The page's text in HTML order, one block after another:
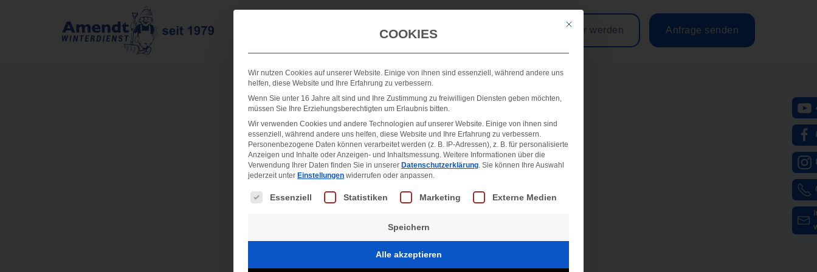
Galerie Neuigkeiten Partner werden Anfrage senden
Mit diesem Button wird der Dialog geschlossen. Seine Funktionalität ist
COOKIES
Wir nutzen Cookies auf unserer Website. Einige von ihnen sind essenziell, während andere uns
helfen, diese Website und Ihre Erfahrung zu verbessern.
Wenn Sie unter 16 Jahre alt sind und Ihre Zustimmung zu freiwilligen Diensten geben möchten,
müssen Sie Ihre Erziehungsberechtigten um Erlaubnis bitten.
Wir verwenden Cookies und andere Technologien auf unserer Website. Einige von ihnen sind
essenziell, während andere uns helfen, diese Website und Ihre Erfahrung zu verbessern.
Personenbezogene Daten können verarbeitet werden (z. B. IP-Adressen), z. B. für personalisierte
Anzeigen und Inhalte oder Anzeigen- und Inhaltsmessung. Weitere Informationen über die
Verwendung Ihrer Daten finden Sie in unserer Datenschutzerklärung. Sie können Ihre Auswahl
jederzeit unter Einstellungen widerrufen oder anpassen.
Es folgt eine Liste der Service-Gruppen, für die eine Einwilligung erteilt werden kann. Die erste Service-Gruppe ist
Essenziell Statistiken Marketing Externe Medien
Speichern
Alle akzeptieren